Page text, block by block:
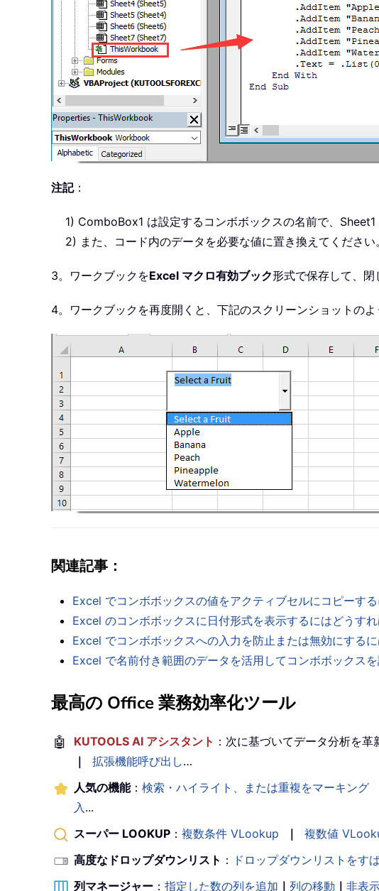
注記：
1) ComboBox1 は設定するコンボボックスの名前で、
2) また、コード内のデータを必要な値に置き換えてください。
3。ワークブックをExcel マクロ有効ブック形式で保存して、閉
4。ワークブックを再度開くと、下記のスクリーンショットの
関連記事：
Excel でコンボボックスの値をアクティブセルにコピーす
Excel のコンボボックスに日付形式を表示するにはどうす
Excel でコンボボックスへの入力を防止または無効にする
Excel で名前付き範囲のデータを活用してコンボボックス
最高の Office 業務効率化ツール
🤖 KUTOOLS AI アシスタント ：次に基づいてデータ分析を革
｜
拡張機能呼び出し…
人気の機能： 検索・ハイライト、または重複をマーキング
入...
スーパー LOOKUP ： 複数条件 VLookup ｜ 複数値
高度なドロップダウンリスト ： ドロップダウンリストをす
列マネージャー ： 指定した数の列を追加 ｜ 列の移動 ｜ 非表